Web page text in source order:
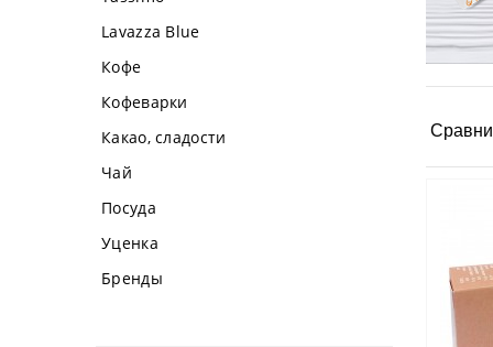
Lavazza Blue
Кофе
Кофеварки
Какао, сладости
Чай
Посуда
Уценка
Бренды